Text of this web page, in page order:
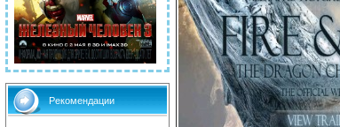
Рекомендации